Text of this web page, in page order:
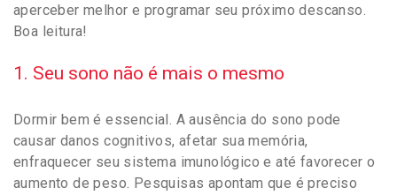
aperceber melhor e programar seu próximo descanso.
Boa leitura!
1. Seu sono não é mais o mesmo
Dormir bem é essencial. A ausência do sono pode
causar danos cognitivos, afetar sua memória,
enfraquecer seu sistema imunológico e até favorecer o
aumento de peso. Pesquisas apontam que é preciso